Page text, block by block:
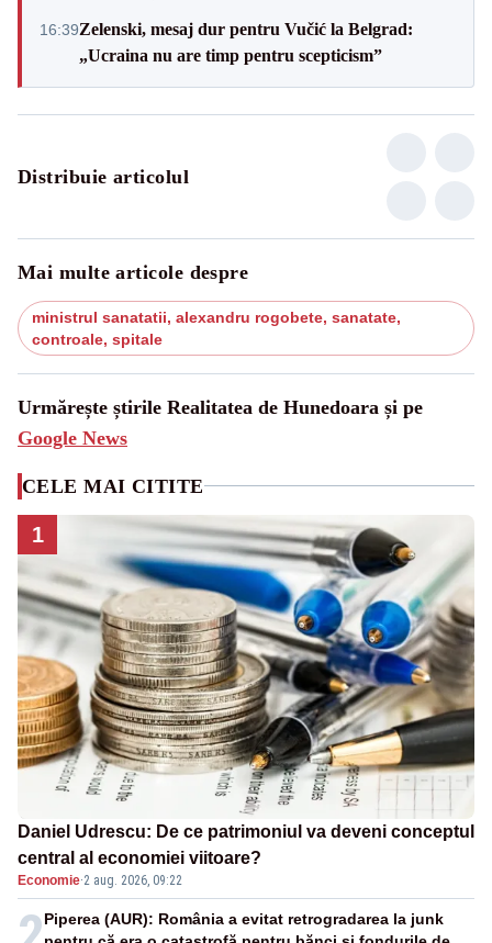
16:39Zelenski, mesaj dur pentru Vučić la Belgrad:
„Ucraina nu are timp pentru scepticism”
Distribuie articolul
Mai multe articole despre
ministrul sanatatii, alexandru rogobete, sanatate,
controale, spitale
Urmărește știrile Realitatea de Hunedoara și pe
Google News
CELE MAI CITITE
1
Daniel Udrescu: De ce patrimoniul va deveni conceptul
central al economiei viitoare?
Economie·2 aug. 2026, 09:22
Piperea (AUR): România a evitat retrogradarea la junk